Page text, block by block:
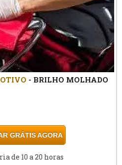
- BRILHO MOLHADO
GRÁTIS AGORA
de 10 a 20 horas